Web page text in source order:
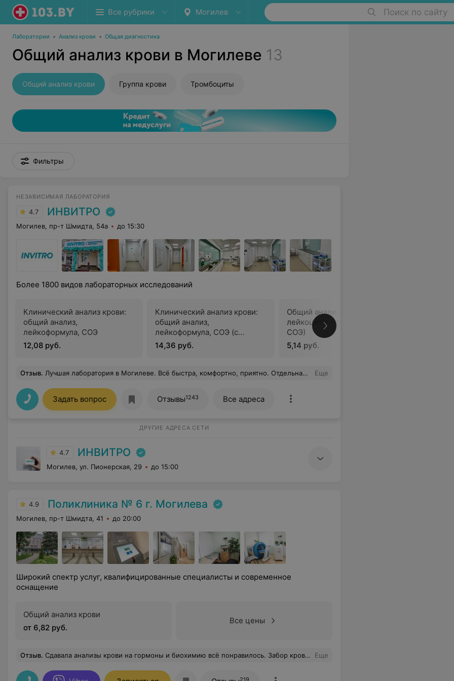
Все рубрики Могилев Поиск по сайту
Лаборатории • Анализ крови • Общая диагностика
Общий анализ крови в Могилеве 13
Общий анализ крови Группа крови Тромбоциты
Фильтры
НЕЗАВИСИМАЯ ЛАБОРАТОРИЯ
4.7 ИНВИТРО
Могилев, пр-т Шмидта, 54а до 15:30
Более 1800 видов лабораторных исследований
Клинический анализ крови:
общий анализ,
лейкоформула, СОЭ
12,08 руб.
Клинический анализ крови:
общий анализ,
лейкоформула, СОЭ (с
обязательной «ручной»
микроскопией мазка)
14,36 руб.
Общий анализ крови (без
лейкоцитарной формулы и
СОЭ)
5,14 руб.
Отзыв. Лучшая лаборатория в Могилеве. Всё быстра, комфортно, приятно. Отдельная благодарность Марине, действительно специалист своего дела! Еще
Задать вопрос Отзывы1243 Все адреса
ДРУГИЕ АДРЕСА СЕТИ
4.7 ИНВИТРО
Могилев, ул. Пионерская, 29 до 15:00
4.9 Поликлиника № 6 г. Могилева
Могилев, пр-т Шмидта, 41 до 20:00
Широкий спектр услуг, квалифицированные специалисты и современное
оснащение
Общий анализ крови
от 6,82 руб.
Все цены
Отзыв. Сдавала анализы крови на гормоны и биохимию всё понравилось. Забор крови произвели аккуратно и совсем не больно. Мед.персонал приветливый и улыбчивый. Потратила времени буквально минут 15. С утра сдала кровь после обеда результат. Осталась очень довольна! Спасибо! Еще
219